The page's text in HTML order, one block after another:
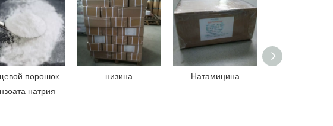
порошок
натрия
низина Натамицина